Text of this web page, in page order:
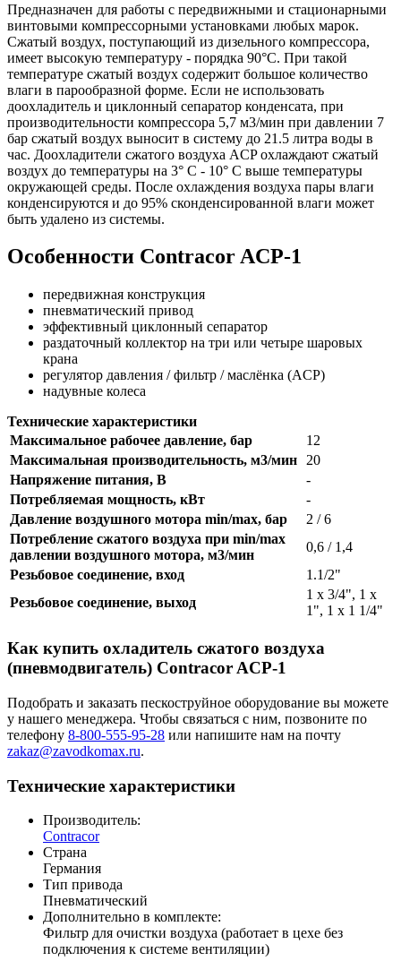
Предназначен для работы с передвижными и стационарными
винтовыми компрессорными установками любых марок.
Сжатый воздух, поступающий из дизельного компрессора,
имеет высокую температуру - порядка 90°С. При такой
температуре сжатый воздух содержит большое количество
влаги в парообразной форме. Если не использовать
доохладитель и циклонный сепаратор конденсата, при
производительности компрессора 5,7 м3/мин при давлении 7
бар сжатый воздух выносит в систему до 21.5 литра воды в
час. Доохладители сжатого воздуха ACP охлаждают сжатый
воздух до температуры на 3° С - 10° С выше температуры
окружающей среды. После охлаждения воздуха пары влаги
конденсируются и до 95% сконденсированной влаги может
быть удалено из системы.
Особенности Contracor ACP-1
передвижная конструкция
пневматический привод
эффективный циклонный сепаратор
раздаточный коллектор на три или четыре шаровых
крана
регулятор давления / фильтр / маслёнка (ACP)
надувные колеса
Технические характеристики
Максимальное рабочее давление, бар
12
Максимальная производительность, м3/мин
20
Напряжение питания, В
-
Потребляемая мощность, кВт
-
Давление воздушного мотора min/max, бар
2 / 6
Потребление сжатого воздуха при min/max
давлении воздушного мотора, м3/мин
0,6 / 1,4
Резьбовое соединение, вход
1.1/2"
Резьбовое соединение, выход
1 x 3/4", 1 x
1", 1 x 1 1/4"
Как купить охладитель сжатого воздуха
(пневмодвигатель) Contracor ACP-1
Подобрать и заказать пескоструйное оборудование вы можете
у нашего менеджера. Чтобы связаться с ним, позвоните по
телефону 8-800-555-95-28 или напишите нам на почту
zakaz@zavodkomax.ru.
Технические характеристики
Производитель:
Contracor
Страна
Германия
Тип привода
Пневматический
Дополнительно в комплекте:
Фильтр для очистки воздуха (работает в цехе без
подключения к системе вентиляции)